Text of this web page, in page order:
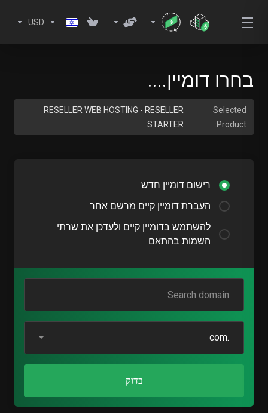
USD
בחרו דומיין....
Selected
Product:
RESELLER WEB HOSTING - RESELLER
STARTER
רישום דומיין חדש
העברת דומיין קיים מרשם אחר
להשתמש בדומיין קיים ולעדכן את שרתי
השמות בהתאם
.com
בדוק